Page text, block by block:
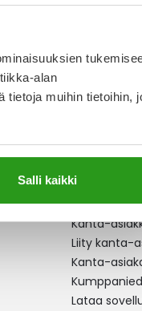
alan
tietoja muihin tietoihin,
Salli kaikkiKanta-
Kanta-
Liity kanta-
Kanta-
Lataa